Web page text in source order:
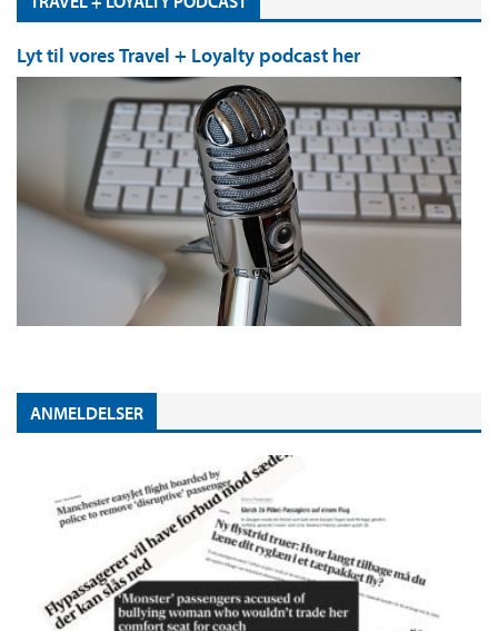
Lyt til vores Travel + Loyalty podcast her
ANMELDELSER